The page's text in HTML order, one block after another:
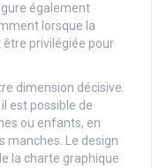
également
lorsque la
privilégiée pour
dimension décisive.
est possible de
ou enfants, en
manches. Le design
la charte graphique